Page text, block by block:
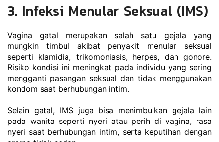
3. Infeksi Menular Seksual (IMS)
Vagina gatal merupakan salah satu gejala yang
mungkin timbul akibat penyakit menular seksual
seperti klamidia, trikomoniasis, herpes, dan gonore.
Risiko kondisi ini meningkat pada individu yang sering
mengganti pasangan seksual dan tidak menggunakan
kondom saat berhubungan intim.
Selain gatal, IMS juga bisa menimbulkan gejala lain
pada wanita seperti nyeri atau perih di vagina, rasa
nyeri saat berhubungan intim, serta keputihan dengan